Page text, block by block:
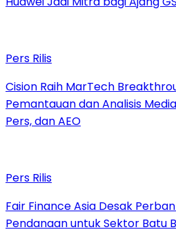
Pers Rilis
Cision Raih MarTech
Pemantauan dan Analisis
Pers, dan AEO
Pers Rilis
Fair Finance Asia Desak
Pendanaan untuk Sektor Batu